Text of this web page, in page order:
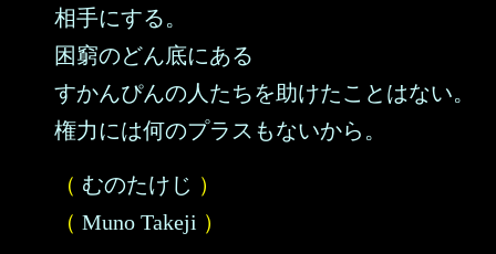
相手にする。
困窮のどん底にある
すかんぴんの人たちを助けたことはない。
権力には何のプラスもないから。
（ むのたけじ ）
（ Muno Takeji ）